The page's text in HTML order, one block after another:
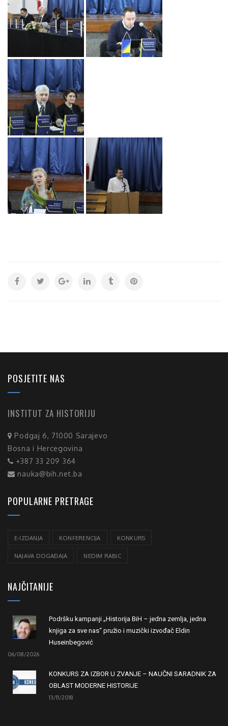
POSJETITE NAS
INSTITUT ZA HISTORIJU
Podgaj 6, 71000 Sarajevo
Bosna i Hercegovina
+387 33 209 364
nauka@bih.net.ba
POPULARNE PRETRAGE
E-IZDANJA KONFERENCIJA KONKURS
NAJAVA DOGAĐAJA NEDIM RABIC
NAJČITANIJE
Podršku kampanji „Historija BiH – jedna zemlja, jedna
knjiga za sve nas“ pružio i muzički izvođač Eldin
Huseinbegović
06/08/2026
KONKURS ZA IZBOR U ZVANJE – NAUČNI SARADNIK ZA
OBLAST MODERNE HISTORIJE
13/11/2018